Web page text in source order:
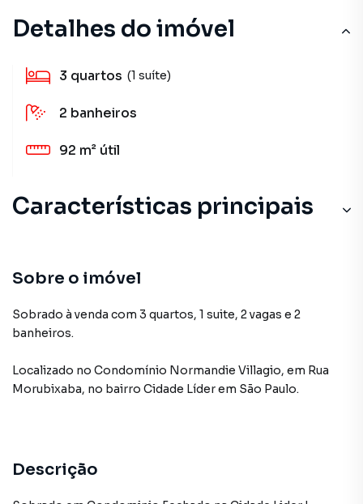
Detalhes do imóvel
3 quartos (1 suíte)
2 banheiros
92 m² útil
Características principais
Sobre o imóvel
Sobrado à venda com 3 quartos, 1 suite, 2 vagas e 2
banheiros.
Localizado no Condomínio Normandie Villagio, em Rua
Morubixaba, no bairro Cidade Líderem São Paulo.
Descrição